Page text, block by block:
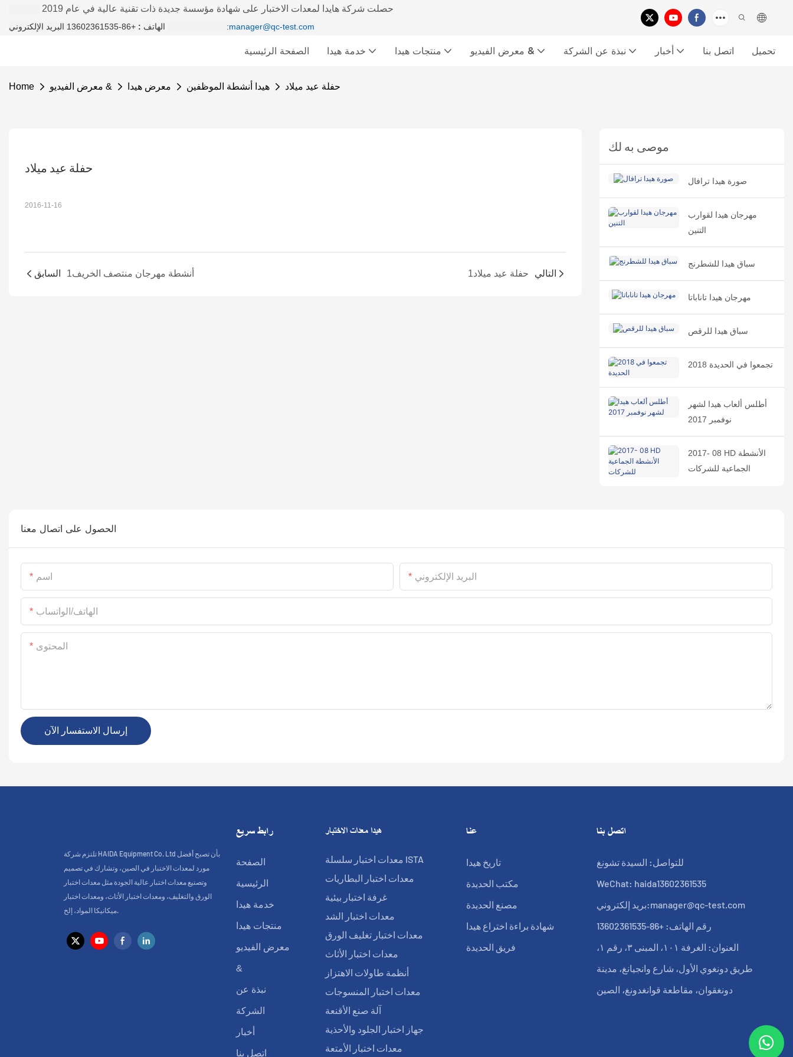
حصلت شركة هايدا لمعدات الاختبار على شهادة مؤسسة جديدة ذات تقنية عالية في عام 2019
الهاتف : +86-13602361535 البريد الإلكتروني:manager@qc-test.com
الصفحة الرئيسية خدمة هيدا منتجات هيدا معرض الفيديو & نبذة عن الشركة أخبار اتصل بنا تحميل
Home معرض الفيديو & معرض هيدا هيدا أنشطة الموظفين حفلة عيد ميلاد
حفلة عيد ميلاد
2016-11-16
السابق أنشطة مهرجان منتصف الخريف1 حفلة عيد ميلاد1 التالي
موصى به لك
صورة هيدا ترافال
مهرجان هيدا لقوارب
التنين
سباق هيدا للشطرنج
مهرجان هيدا تاناباتا
سباق هيدا للرقص
2018 تجمعوا في الحديدة
أطلس ألعاب هيدا لشهر
نوفمبر 2017
2017- 08 HD الأنشطة
الجماعية للشركات
الحصول على اتصال معنا
اسم البريد الإلكتروني
الهاتف/الواتساب
المحتوى
إرسال الاستفسار الآن
تلتزم شركة HAIDA Equipment Co. Ltd بأن تصبح أفضل
مورد لمعدات الاختبار في الصين، وتشارك في تصميم
وتصنيع معدات اختبار عالية الجودة مثل معدات اختبار
الورق والتغليف، ومعدات اختبار الأثاث، ومعدات اختبار
ميكانيكا المواد، إلخ.
رابط سريع
الصفحة
الرئيسية
خدمة هيدا
منتجات هيدا
معرض الفيديو
&
نبذة عن
الشركة
أخبار
اتصل بنا
هيدا معدات الاختبار
معدات اختبار سلسلة ISTA
معدات اختبار البطاريات
غرفة اختبار بيئية
معدات اختبار الشد
معدات اختبار تغليف الورق
معدات اختبار الأثاث
أنظمة طاولات الاهتزاز
معدات اختبار المنسوجات
آلة صنع الأقنعة
جهاز اختبار الجلود والأحذية
معدات اختبار الأمتعة
عنا
تاريخ هيدا
مكتب الحديدة
مصنع الحديدة
شهادة براءة اختراع هيدا
فريق الحديدة
اتصل بنا
للتواصل: السيدة تشونغ
WeChat: haida13602361535
بريد إلكتروني:manager@qc-test.com
رقم الهاتف: +86-13602361535
العنوان: الغرفة ١٠١، المبنى ٣، رقم ١،
طريق دونغوي الأول، شارع وانجيانغ، مدينة
دونغقوان، مقاطعة قوانغدونغ، الصين